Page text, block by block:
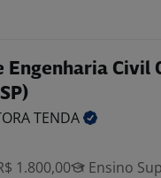
Engenharia Civil
TENDA
1.800,00
Ensino